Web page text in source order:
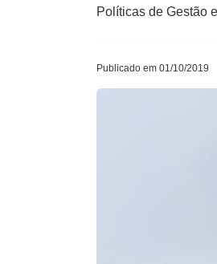
Políticas de Gestão
Publicado em 01/10/2019